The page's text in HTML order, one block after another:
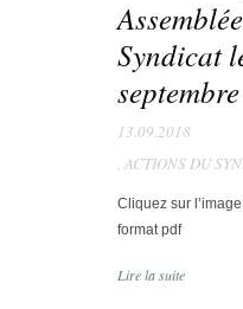
Syndicat
13.09.2018
, ACTIONS DU
Cliquez sur
format pdf
Lire la suite